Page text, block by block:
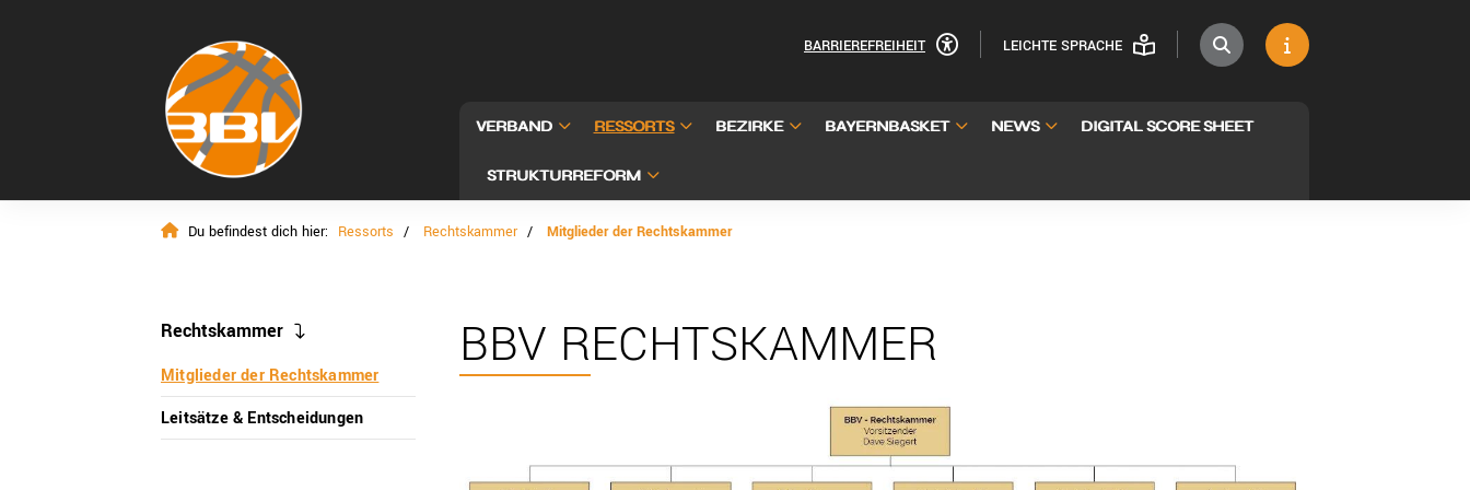
BARRIEREFREIHEIT LEICHTE SPRACHE
VERBAND RESSORTS BEZIRKE BAYERNBASKET NEWS DIGITAL SCORE SHEET
STRUKTURREFORM
Du befindest dich hier: Ressorts Rechtskammer Mitglieder der Rechtskammer
BBV RECHTSKAMMER
Rechtskammer
Mitglieder der Rechtskammer
Leitsätze & Entscheidungen